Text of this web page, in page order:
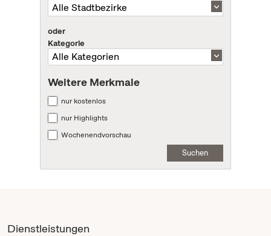
oder
Kategorie
Weitere Merkmale
nur kostenlos
nur Highlights
Wochenendvorschau
Suchen
Dienstleistungen